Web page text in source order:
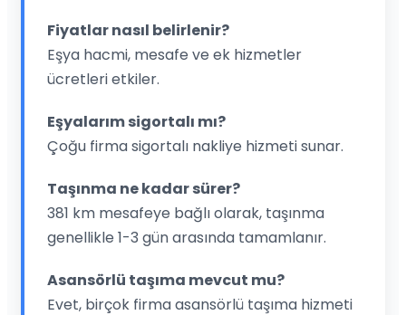
Fiyatlar nasıl belirlenir?
Eşya hacmi, mesafe ve ek hizmetler
ücretleri etkiler.
Eşyalarım sigortalı mı?
Çoğu firma sigortalı nakliye hizmeti sunar.
Taşınma ne kadar sürer?
381 km mesafeye bağlı olarak, taşınma
genellikle 1-3 gün arasında tamamlanır.
Asansörlü taşıma mevcut mu?
Evet, birçok firma asansörlü taşıma hizmeti